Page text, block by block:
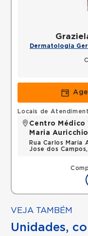
Dermatologia
Locais de
Centro Médico
Maria Auricchio
Rua Carlos Maria
Jose dos
VEJA TAMBÉM
Unidades,